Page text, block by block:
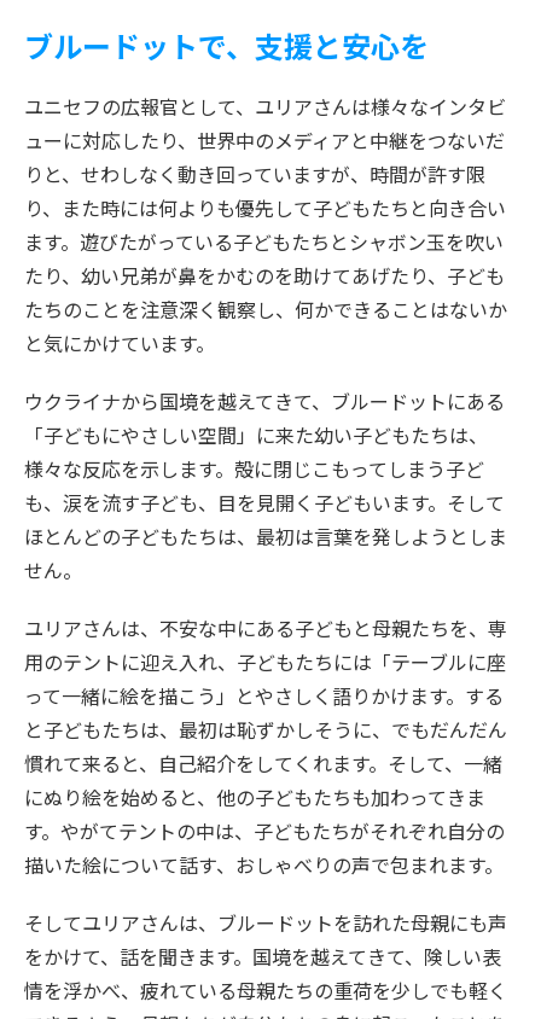
ブルードットで、支援と安心を
ユニセフの広報官として、ユリアさんは様々なインタビ
ューに対応したり、世界中のメディアと中継をつないだ
りと、せわしなく動き回っていますが、時間が許す限
り、また時には何よりも優先して子どもたちと向き合い
ます。遊びたがっている子どもたちとシャボン玉を吹い
たり、幼い兄弟が鼻をかむのを助けてあげたり、子ども
たちのことを注意深く観察し、何かできることはないか
と気にかけています。
ウクライナから国境を越えてきて、ブルードットにある
「子どもにやさしい空間」に来た幼い子どもたちは、
様々な反応を示します。殻に閉じこもってしまう子ど
も、涙を流す子ども、目を見開く子どもいます。そして
ほとんどの子どもたちは、最初は言葉を発しようとしま
せん。
ユリアさんは、不安な中にある子どもと母親たちを、専
用のテントに迎え入れ、子どもたちには「テーブルに座
って一緒に絵を描こう」とやさしく語りかけます。する
と子どもたちは、最初は恥ずかしそうに、でもだんだん
慣れて来ると、自己紹介をしてくれます。そして、一緒
にぬり絵を始めると、他の子どもたちも加わってきま
す。やがてテントの中は、子どもたちがそれぞれ自分の
描いた絵について話す、おしゃべりの声で包まれます。
そしてユリアさんは、ブルードットを訪れた母親にも声
をかけて、話を聞きます。国境を越えてきて、険しい表
情を浮かべ、疲れている母親たちの重荷を少しでも軽く